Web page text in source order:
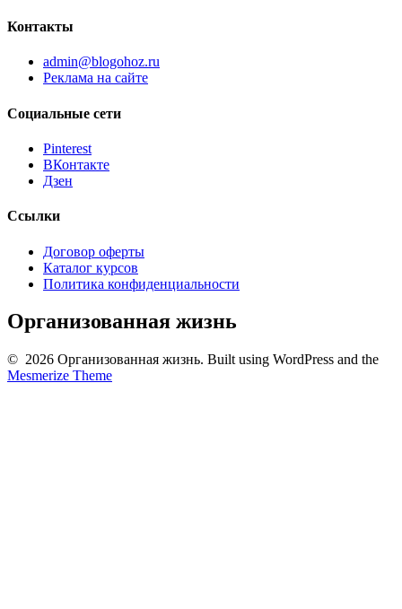
Контакты
admin@blogohoz.ru
Реклама на сайте
Социальные сети
Pinterest
ВКонтакте
Дзен
Ссылки
Договор оферты
Каталог курсов
Политика конфиденциальности
Организованная жизнь
© 2026 Организованная жизнь. Built using WordPress and the
Mesmerize Theme